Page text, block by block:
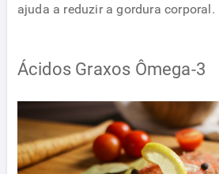
ajuda a reduzir a gordura corporal.
Ácidos Graxos Ômega-3